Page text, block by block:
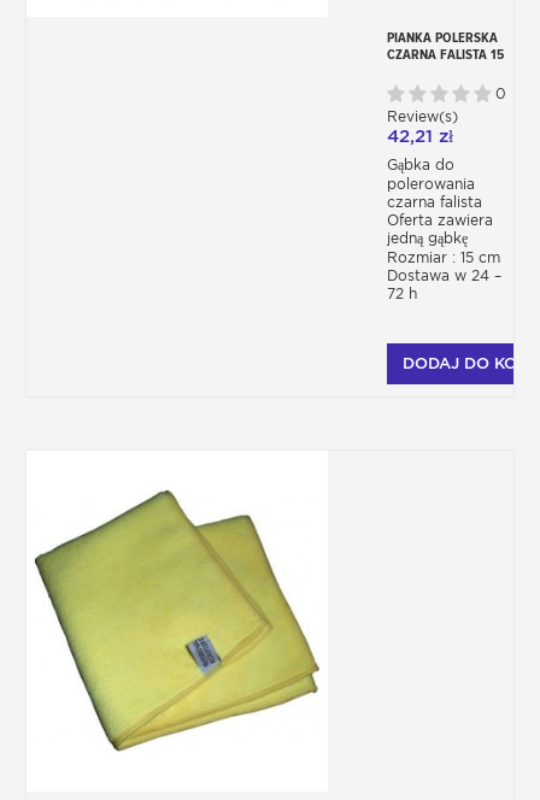
PIANKA POLERSKA
CZARNA FALISTA 15
0
Review(s)
42,21 zł
Gąbka do
polerowania
czarna falista
Oferta zawiera
jedną gąbkę
Rozmiar : 15 cm
Dostawa w 24 –
72 h
DODAJ DO